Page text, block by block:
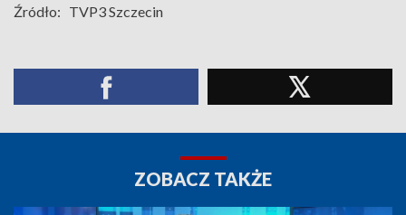
Źródło: TVP3 Szczecin
ZOBACZ TAKŻE